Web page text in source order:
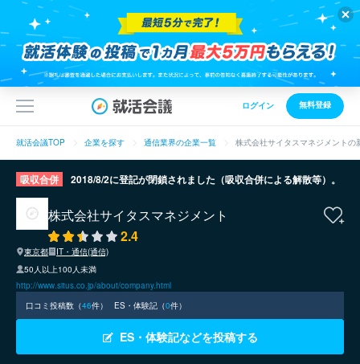
ログイン 無料登録
就活会議TOP 企業を探す 通信業界の企業一覧 株式会社サイタスマネジメントの
吸収合併 2018/8/2に登記が閉鎖されました（吸収合併による解散等）。
株式会社サイタスマネジメント
2.4
東京都
IT・通信(通信)
50人以上100人未満
http://www.situs.co.jp/about/company.html
口コミ投稿数（46件） ES・体験記（0件）
ES・体験記などを投稿する